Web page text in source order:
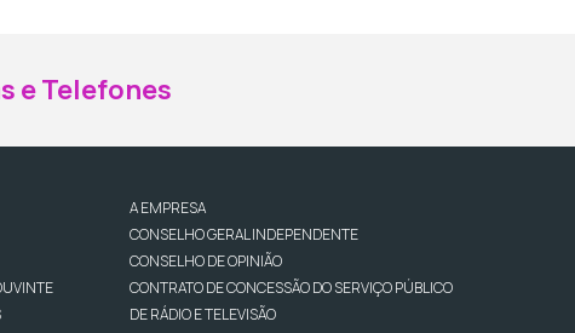
e Telefones
A EMPRESA
CONSELHO GERAL INDEPENDENTE
CONSELHO DE OPINIÃO
CONTRATO DE CONCESSÃO DO SERVIÇO PÚBLICO
DE RÁDIO E TELEVISÃO